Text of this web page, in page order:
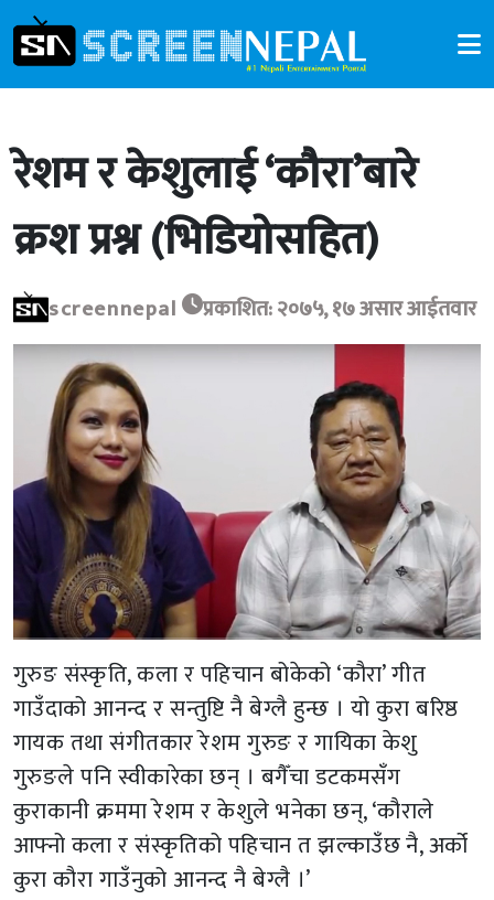
रेशम र केशुलाई ‘कौरा’बारे
क्रश प्रश्न (भिडियोसहित)
screennepal प्रकाशित: २०७५, १७ असार आईतवार
गुरुङ संस्कृति, कला र पहिचान बोकेको ‘कौरा’ गीत
गाउँदाको आनन्द र सन्तुष्टि नै बेग्लै हुन्छ । यो कुरा बरिष्ठ
गायक तथा संगीतकार रेशम गुरुङ र गायिका केशु
गुरुङले पनि स्वीकारेका छन् । बगैँचा डटकमसँग
कुराकानी क्रममा रेशम र केशुले भनेका छन्, ‘कौराले
आफ्नो कला र संस्कृतिको पहिचान त झल्काउँछ नै, अर्को
कुरा कौरा गाउँनुको आनन्द नै बेग्लै ।’